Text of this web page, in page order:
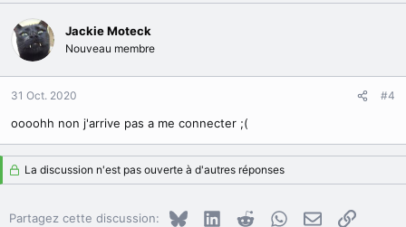
Jackie Moteck
Nouveau membre
31 Oct. 2020 #4
oooohh non j'arrive pas a me connecter ;(
La discussion n'est pas ouverte à d'autres réponses
Partagez cette discussion: BlueskyLinkedInRedditWhatsApp
E-mailCopier